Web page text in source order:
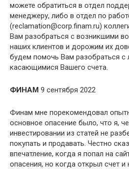
можете обратиться в отдел
менеджеру, либо в отдел по
(reclamation@corp.finam.ru)
Вам разобраться с возникшими
наших клиентов и дорожим их
будем помочь Вам разобраться
касающимися Вашего счета.
ФИНАМ 9 сентября 2022
Финам мне порекомендовал
основное опасение было, что я,
инвестировании из статей не
покупать и продавать. Честно
впечатление, когда я попал на
опасения, но когда открыл счет и